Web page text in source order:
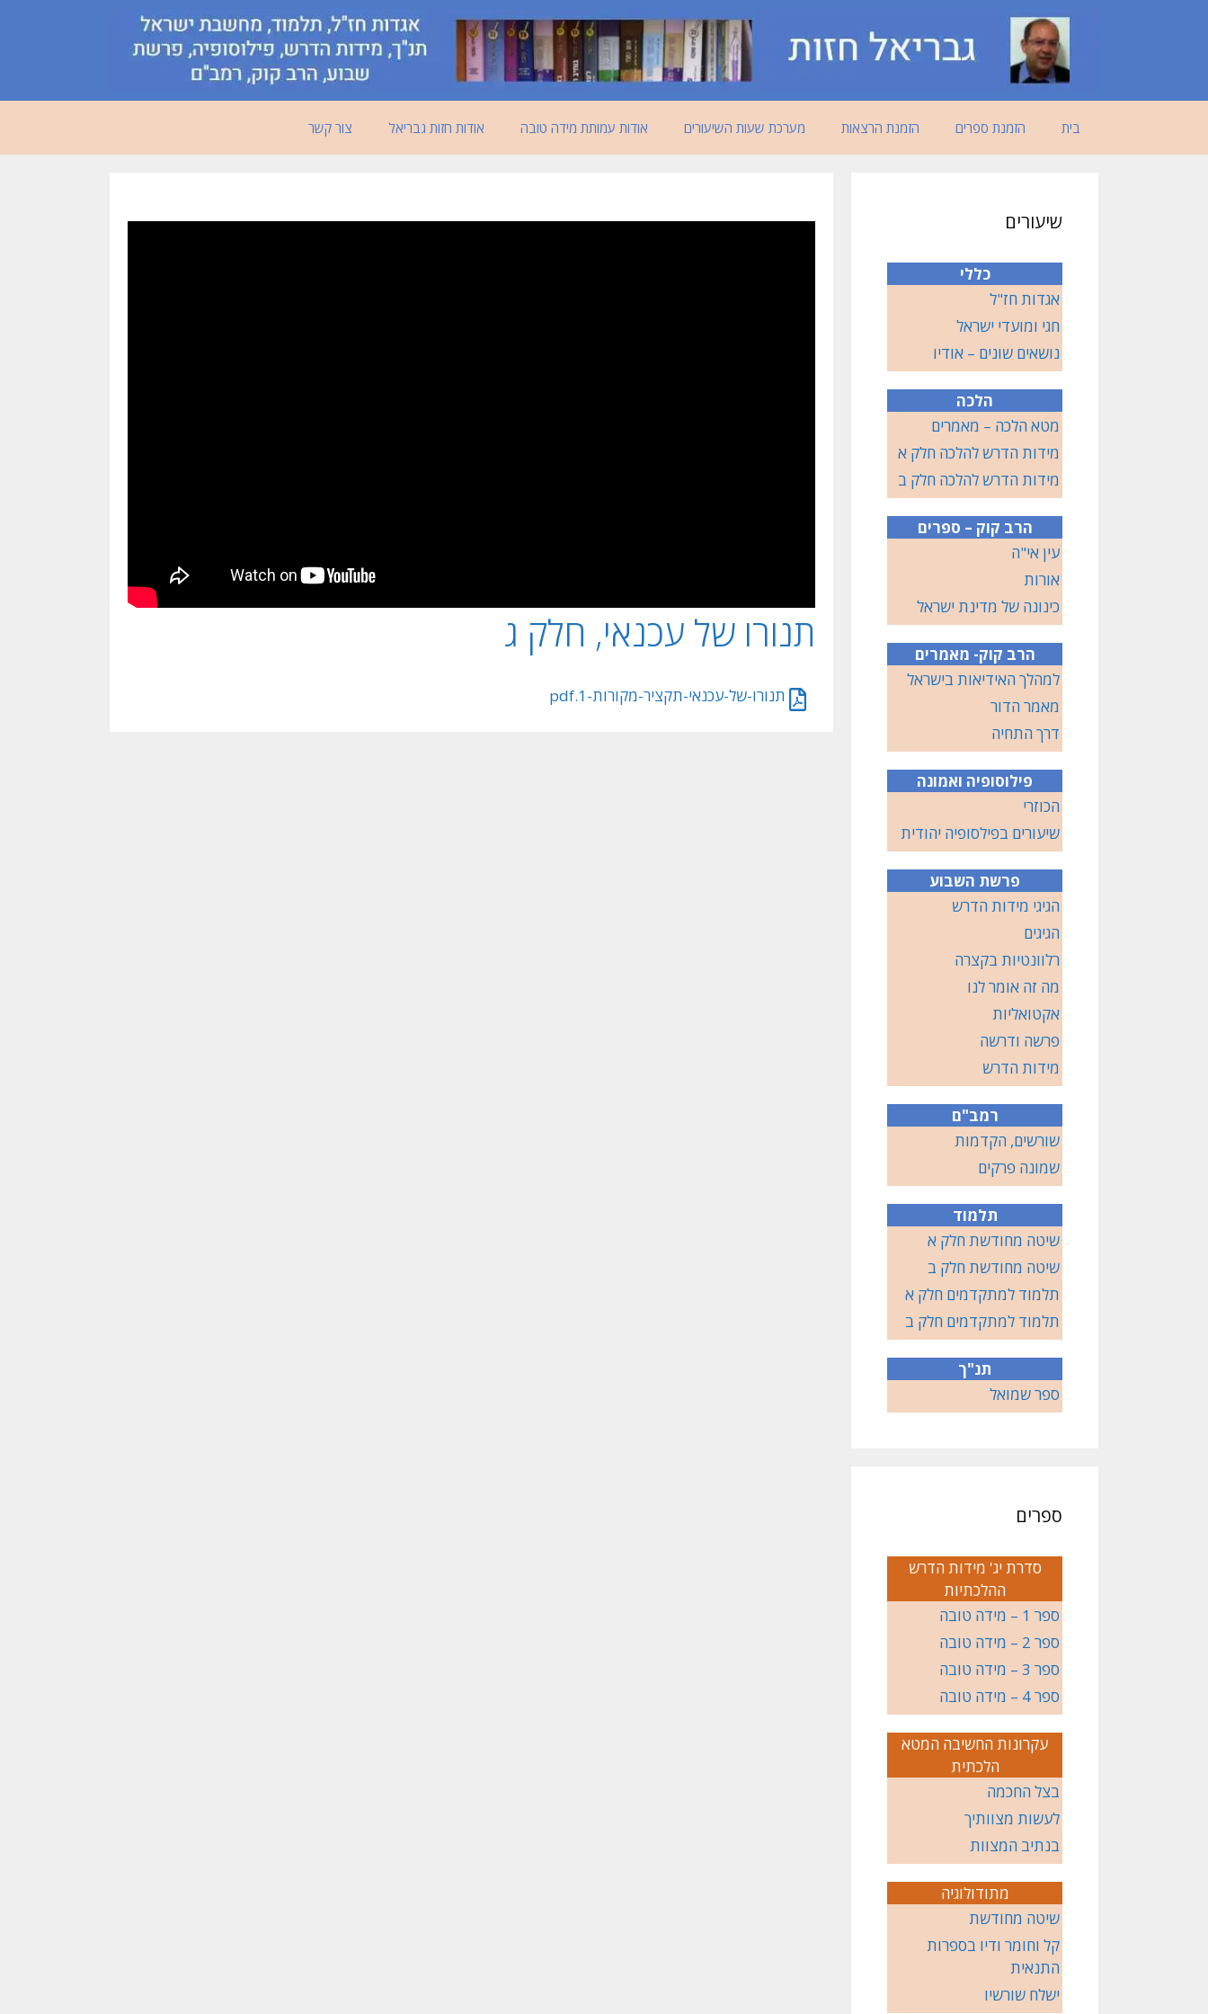
בית הזמנת ספרים הזמנת הרצאות מערכת שעות השיעורים אודות עמותת מידה טובה אודות חזות גבריאל צור קשר
תנורו של עכנאי, חלק ג
תנורו-של-עכנאי-תקציר-מקורות-1.pdf
שיעורים
כללי
אגדות חז"ל
חגי ומועדי ישראל
נושאים שונים – אודיו
הלכה
מטא הלכה – מאמרים
מידות הדרש להלכה חלק א
מידות הדרש להלכה חלק ב
הרב קוק – ספרים
עין אי"ה
אורות
כינונה של מדינת ישראל
הרב קוק- מאמרים
למהלך האידיאות בישראל
מאמר הדור
דרך התחיה
פילוסופיה ואמונה
הכוזרי
שיעורים בפילסופיה יהודית
פרשת השבוע
הגיגי מידות הדרש
הגיגים
רלוונטיות בקצרה
מה זה אומר לנו
אקטואליות
פרשה ודרשה
מידות הדרש
רמב"ם
שורשים, הקדמות
שמונה פרקים
תלמוד
שיטה מחודשת חלק א
שיטה מחודשת חלק ב
תלמוד למתקדמים חלק א
תלמוד למתקדמים חלק ב
תנ"ך
ספר שמואל
ספרים
סדרת יג' מידות הדרש
ההלכתיות
ספר 1 – מידה טובה
ספר 2 – מידה טובה
ספר 3 – מידה טובה
ספר 4 – מידה טובה
עקרונות החשיבה המטא
הלכתית
בצל החכמה
לעשות מצוותיך
בנתיב המצוות
מתודולוגיה
שיטה מחודשת
קל וחומר ודיו בספרות
התנאית
ישלח שורשיו